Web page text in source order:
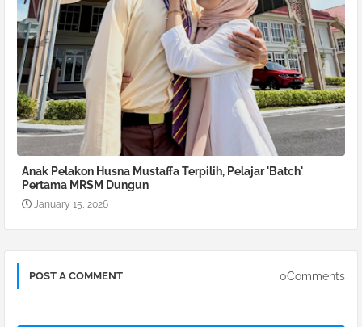
Anak Pelakon Husna Mustaffa Terpilih, Pelajar 'Batch'
Pertama MRSM Dungun
January 15, 2026
POST A COMMENT 0Comments